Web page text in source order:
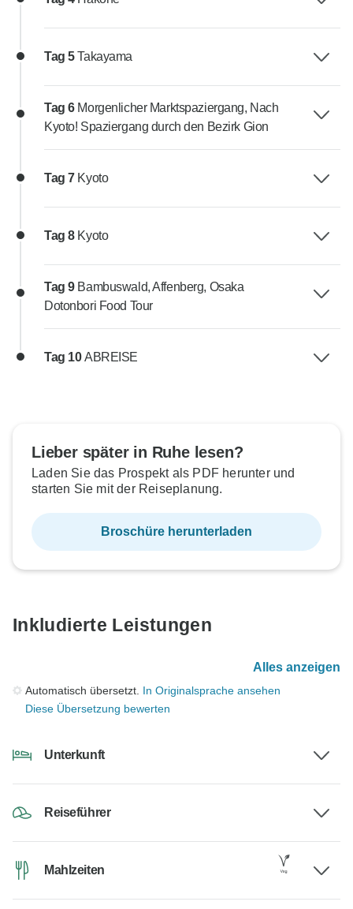
Tag 5Takayama
Tag 6 Morgenlicher Marktspaziergang, Nach
Kyoto! Spaziergang durch den Bezirk Gion
Tag 7 Kyoto
Tag 8 Kyoto
Tag 9 Bambuswald, Affenberg, Osaka
Dotonbori Food Tour
Tag 10ABREISE
Lieber später in Ruhe lesen?
Laden Sie das Prospekt als PDF herunter und
starten Sie mit der Reiseplanung.
Broschüre herunterladen
Inkludierte Leistungen
Alles anzeigen
Automatisch übersetzt. In Originalsprache ansehen
Diese Übersetzung bewerten
Unterkunft
Reiseführer
Mahlzeiten